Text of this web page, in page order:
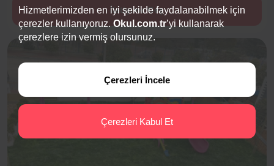
İletişime Geç
Hizmetlerimizden en iyi şekilde faydalanabilmek için
çerezler kullanıyoruz. Okul.com.tr’yi kullanarak
çerezlere izin vermiş olursunuz.
Çerezleri İncele
Çerezleri Kabul Et